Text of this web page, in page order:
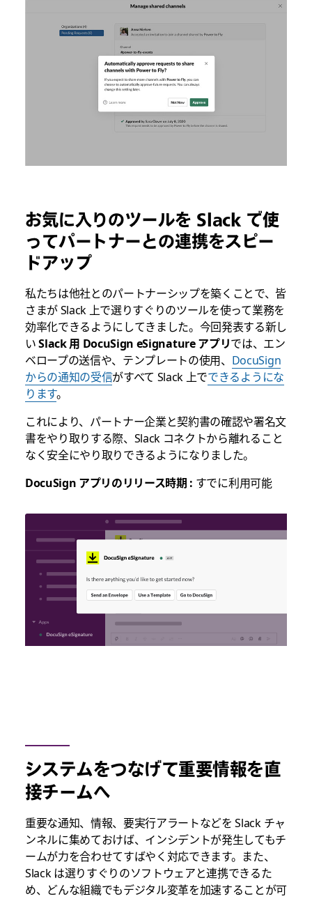
お気に入りのツールを Slack で使
ってパートナーとの連携をスピー
ドアップ
私たちは他社とのパートナーシップを築くことで、皆
さまが Slack 上で選りすぐりのツールを使って業務を
効率化できるようにしてきました。今回発表する新し
いSlack 用 DocuSign eSignature アプリでは、エン
ベロープの送信や、テンプレートの使用、 DocuSign
からの通知の受信がすべて Slack 上でできるようにな
ります。
これにより、パートナー企業と契約書の確認や署名文
書をやり取りする際、Slack コネクトから離れること
なく安全にやり取りできるようになりました。
DocuSign アプリのリリース時期 : すでに利用可能
システムをつなげて重要情報を直
接チームへ
重要な通知、情報、要実行アラートなどを Slack チャ
ンネルに集めておけば、インシデントが発生してもチ
ームが力を合わせてすばやく対応できます。また、
Slack は選りすぐりのソフトウェアと連携できるた
め、どんな組織でもデジタル変革を加速することが可